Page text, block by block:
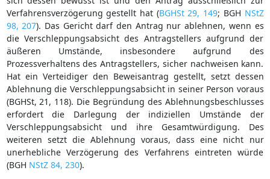
Verfahrensverzögerung gestellt hat (BGHSt 29, 149; BGH NStZ
98, 207). Das Gericht darf den Antrag nur ablehnen, wenn es
die Verschleppungsabsicht des Antragstellers aufgrund der
äußeren Umstände, insbesondere aufgrund des
Prozessverhaltens des Antragstellers, sicher nachweisen kann.
Hat ein Verteidiger den Beweisantrag gestellt, setzt dessen
Ablehnung die Verschleppungsabsicht in seiner Person voraus
(BGHSt, 21, 118). Die Begründung des Ablehnungsbeschlusses
erfordert die Darlegung der indiziellen Umstände der
Verschleppungsabsicht und ihre Gesamtwürdigung. Des
weiteren setzt die Ablehnung voraus, dass eine nicht nur
unerhebliche Verzögerung des Verfahrens eintreten würde
(BGH NStZ 84, 230).